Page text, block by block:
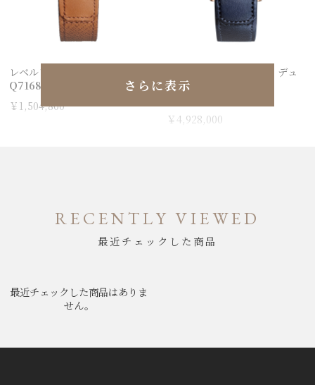
レベルソ・トリビュート
Q7168420
￥1,504,800
レベルソ・トリビュート デュ
オ・スモールセコンド
￥4,928,000
さらに表示
RECENTLY VIEWED
最近チェックした商品
最近チェックした商品はありま
せん。